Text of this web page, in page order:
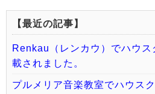
【最近の記事】
Renkau（レンカウ）でハウス
載されました。
プルメリア音楽教室でハウス